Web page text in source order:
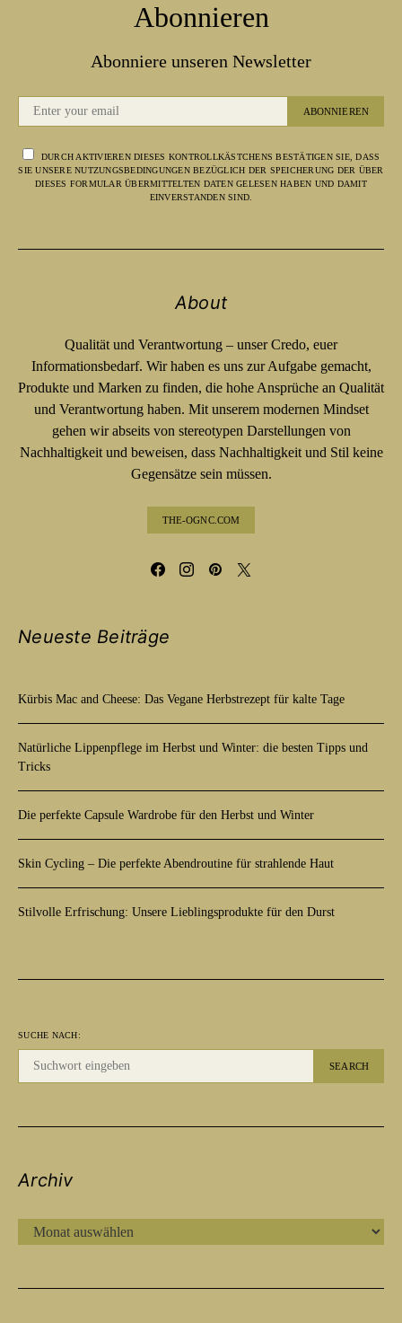
Abonnieren
Abonniere unseren Newsletter
ABONNIEREN
DURCH AKTIVIEREN DIESES KONTROLLKÄSTCHENS BESTÄTIGEN SIE, DASS
SIE UNSERE NUTZUNGSBEDINGUNGEN BEZÜGLICH DER SPEICHERUNG DER ÜBER
DIESES FORMULAR ÜBERMITTELTEN DATEN GELESEN HABEN UND DAMIT
EINVERSTANDEN SIND.
About
Qualität und Verantwortung – unser Credo, euer
Informationsbedarf. Wir haben es uns zur Aufgabe gemacht,
Produkte und Marken zu finden, die hohe Ansprüche an Qualität
und Verantwortung haben. Mit unserem modernen Mindset
gehen wir abseits von stereotypen Darstellungen von
Nachhaltigkeit und beweisen, dass Nachhaltigkeit und Stil keine
Gegensätze sein müssen.
THE-OGNC.COM
Neueste Beiträge
Kürbis Mac and Cheese: Das Vegane Herbstrezept für kalte Tage
Natürliche Lippenpflege im Herbst und Winter: die besten Tipps und
Tricks
Die perfekte Capsule Wardrobe für den Herbst und Winter
Skin Cycling – Die perfekte Abendroutine für strahlende Haut
Stilvolle Erfrischung: Unsere Lieblingsprodukte für den Durst
SUCHE NACH:
SEARCH
Archiv
ARCHIV